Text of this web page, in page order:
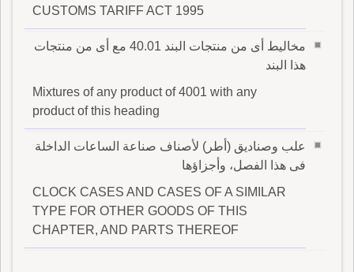
CUSTOMS TARIFF ACT 1995
مخاليط أى من منتجات البند 40.01 مع أى من منتجات
هذا البند
Mixtures of any product of 4001 with any
product of this heading
علب وصناديق (أطر) لأصناف صناعة الساعات الداخلة
فى هذا الفصل، وأجزاؤها
CLOCK CASES AND CASES OF A SIMILAR
TYPE FOR OTHER GOODS OF THIS
CHAPTER, AND PARTS THEREOF